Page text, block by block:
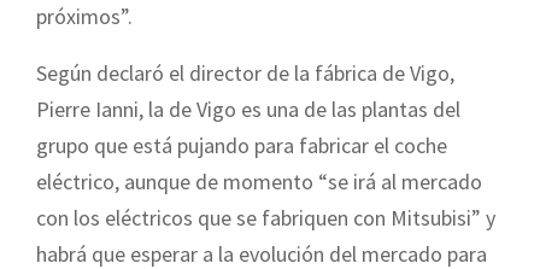
próximos”.
Según declaró el director de la fábrica de Vigo,
Pierre Ianni, la de Vigo es una de las plantas del
grupo que está pujando para fabricar el coche
eléctrico, aunque de momento “se irá al mercado
con los eléctricos que se fabriquen con Mitsubisi” y
habrá que esperar a la evolución del mercado para